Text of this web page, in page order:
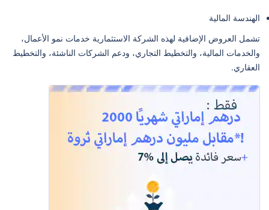
الهندسة المالية
تشمل العروض الإضافية لهذه الشركة الاستثمارية خدمات نمو الأعمال،
والخدمات المالية، والتخطيط التجاري، ودعم الشركات الناشئة، والتخطيط
العقاري.